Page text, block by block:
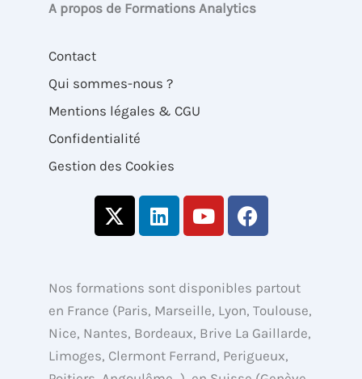
A propos de Formations Analytics
Contact
Qui sommes-nous ?
Mentions légales & CGU
Confidentialité
Gestion des Cookies
X
-
i
t
t
e
r
L
i
e
d
i
n
Y
o
u
b
e
F
a
b
o
o
k
Nos formations sont disponibles partout
en France (Paris, Marseille, Lyon, Toulouse,
Nice, Nantes, Bordeaux, Brive La Gaillarde,
Limoges, Clermont Ferrand, Perigueux,